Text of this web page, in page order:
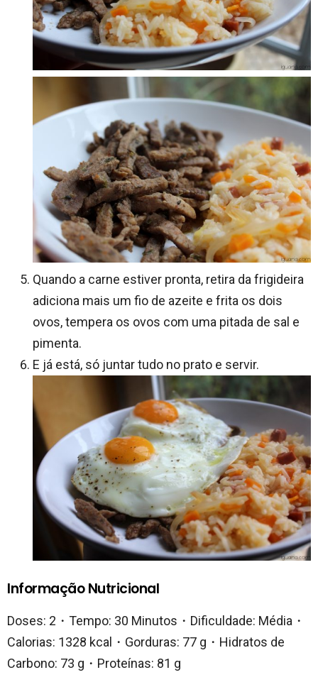
Quando a carne estiver pronta, retira da frigideira
adiciona mais um fio de azeite e frita os dois
ovos, tempera os ovos com uma pitada de sal e
pimenta.
E já está, só juntar tudo no prato e servir.
Informação Nutricional
Doses: 2・Tempo: 30 Minutos・Dificuldade: Média・
Calorias: 1328 kcal・Gorduras: 77 g・Hidratos de
Carbono: 73 g・Proteínas: 81 g